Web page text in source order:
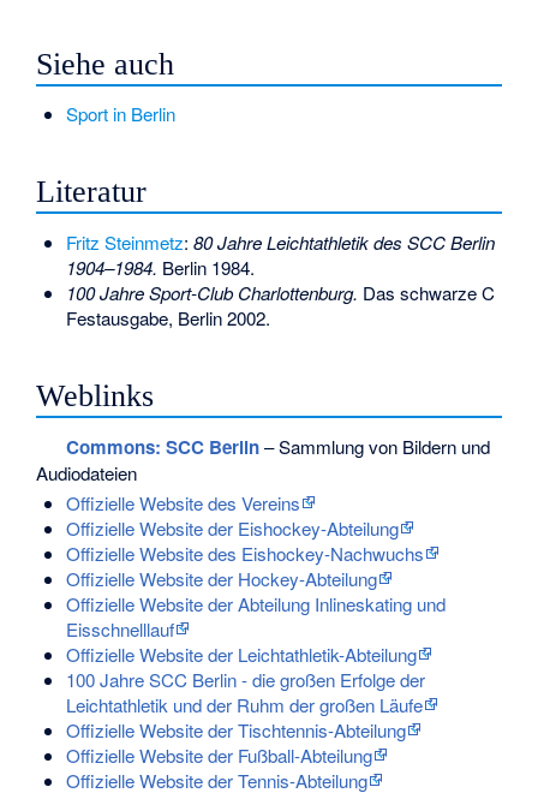
Siehe auch
Sport in Berlin
Literatur
Fritz Steinmetz: 80 Jahre Leichtathletik des SCC Berlin
1904–1984. Berlin 1984.
100 Jahre Sport-Club Charlottenburg. Das schwarze C
Festausgabe, Berlin 2002.
Weblinks
Commons: SCC Berlin– Sammlung von Bildern und
Audiodateien
Offizielle Website des Vereins
Offizielle Website der Eishockey-Abteilung
Offizielle Website des Eishockey-Nachwuchs
Offizielle Website der Hockey-Abteilung
Offizielle Website der Abteilung Inlineskating und
Eisschnelllauf
Offizielle Website der Leichtathletik-Abteilung
100 Jahre SCC Berlin - die großen Erfolge der
Leichtathletik und der Ruhm der großen Läufe
Offizielle Website der Tischtennis-Abteilung
Offizielle Website der Fußball-Abteilung
Offizielle Website der Tennis-Abteilung